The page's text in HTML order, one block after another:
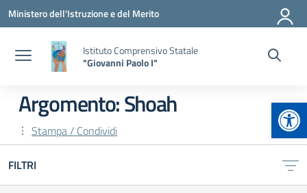
Vai ai contenuti
Vai al menu di navigazione
Vai al footer
Ministero dell'Istruzione e del Merito
Istituto Comprensivo Statale
"Giovanni Paolo I"
Argomento: Shoah
Stampa / Condividi
FILTRI